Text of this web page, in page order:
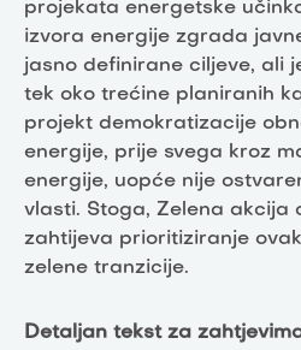
projekata energetske
izvora energije zgrada
jasno definirane ciljeve, ali
tek oko trećine planiranih
projekt demokratizacije
energije, prije svega kroz
energije, uopće nije
vlasti. Stoga, Zelena akcija
zahtijeva prioritiziranje
zelene tranzicije.
Detaljan tekst za